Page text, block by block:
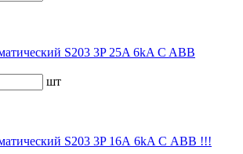
S203 3P 25A 6kA C ABB
шт
S203 3P 16А 6kA C АВВ !!!